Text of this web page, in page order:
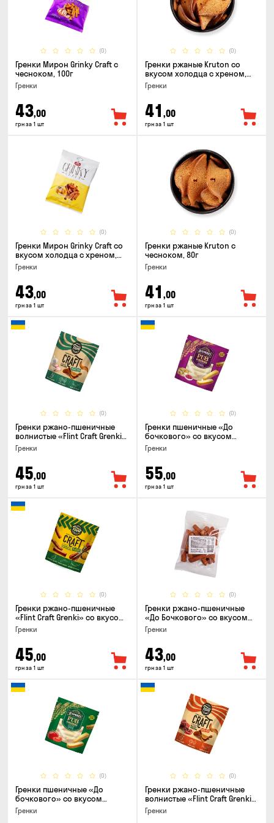
(0)
Гренки Мирон Grinky Craft с
чесноком, 100г
Гренки
43,00
грн за 1 шт
(0)
Гренки ржаные Kruton со
вкусом холодца с хреном,
80г
Гренки
41 ,00
грн за 1 шт
(0)
Гренки Мирон Grinky Craft со
вкусом холодца с хреном,
100г
Гренки
43,00
грн за 1 шт
(0)
Гренки ржаные Kruton с
чесноком, 80г
Гренки
41 ,00
грн за 1 шт
(0)
Гренки ржано-пшеничные
волнистые «Flint Craft Grenki»
со вкусом чеснока, 80г
Гренки
45,00
грн за 1 шт
(0)
Гренки пшеничные «До
бочкового» со вкусом
холодец с хреном, 120г
Гренки
55,00
грн за 1 шт
(0)
Гренки ржано-пшеничные
«Flint Craft Grenki» со вкусом
кабаносов и горчицы, 80г
Гренки
45,00
грн за 1 шт
(0)
Гренки ржано-пшеничные
«До Бочкового» со вкусом
рулька из печи, 100г
Гренки
43,00
грн за 1 шт
(0)
Гренки пшеничные «До
бочкового» со вкусом
томаты по-домашнему, 120г
Гренки
(0)
Гренки ржано-пшеничные
волнистые «Flint Craft Grenki»
со вкусом острых джерки,
80г
Гренки